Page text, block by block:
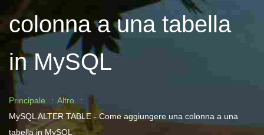
colonna a una tabella
in MySQL
Principale
Altro
MySQL ALTER TABLE - Come aggiungere una colonna a una
tabella in MySQL